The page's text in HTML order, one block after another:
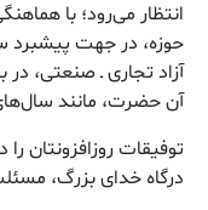
انتظار می‌رود؛ با
حوزه، در جهت پیشبرد
آزاد تجاری ـ صنعتی، در
آن حضرت، مانند
توفیقات روزافزونتان
درگاه خدای بزرگ،